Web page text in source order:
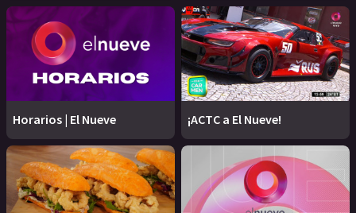
Horarios | El Nueve ¡ACTC a El Nueve!